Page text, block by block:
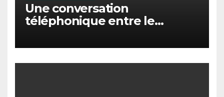
Une conversation
téléphonique entre le
et le Président